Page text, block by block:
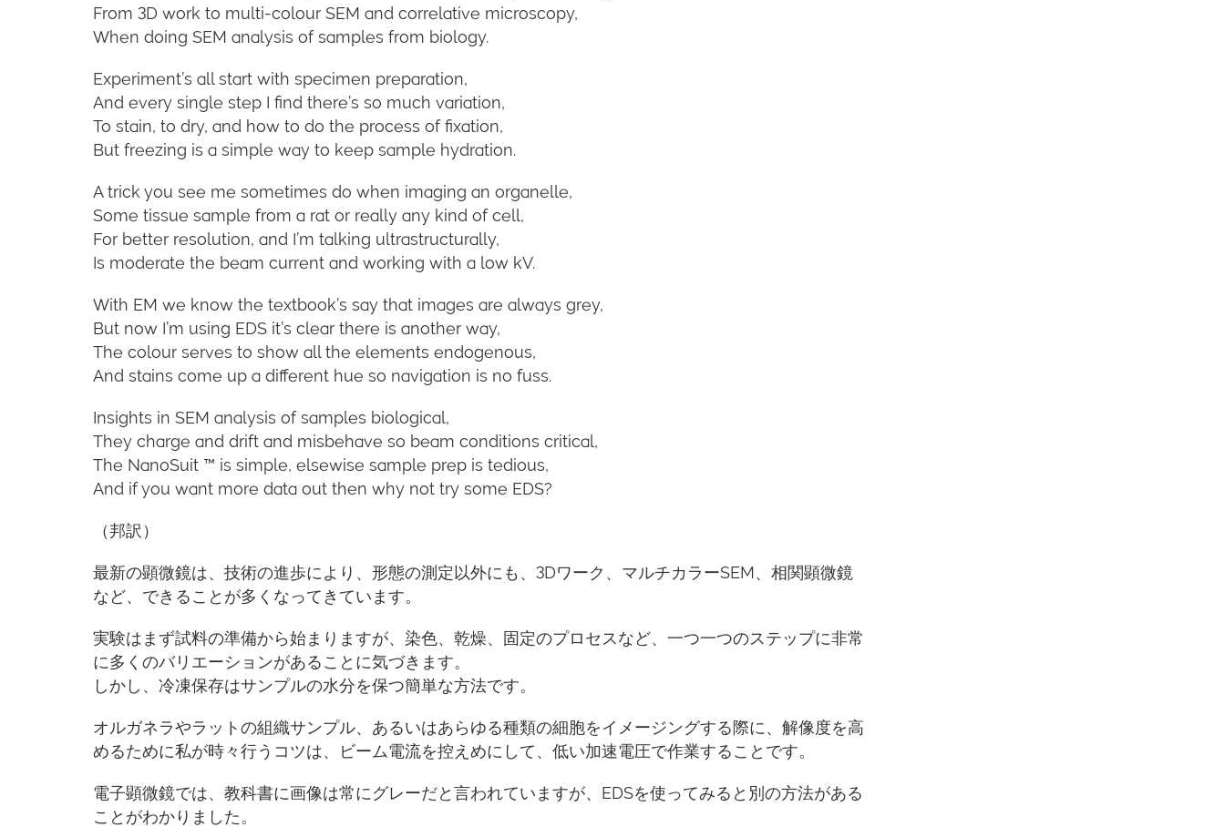
From 3D work to multi-colour SEM and correlative microscopy,
When doing SEM analysis of samples from biology.
Experiment’s all start with specimen preparation,
And every single step I find there’s so much variation,
To stain, to dry, and how to do the process of fixation,
But freezing is a simple way to keep sample hydration.
A trick you see me sometimes do when imaging an organelle,
Some tissue sample from a rat or really any kind of cell,
For better resolution, and I’m talking ultrastructurally,
Is moderate the beam current and working with a low kV.
With EM we know the textbook’s say that images are always grey,
But now I’m using EDS it’s clear there is another way,
The colour serves to show all the elements endogenous,
And stains come up a different hue so navigation is no fuss.
Insights in SEM analysis of samples biological,
They charge and drift and misbehave so beam conditions critical,
The NanoSuit ™ is simple, elsewise sample prep is tedious,
And if you want more data out then why not try some EDS?
（邦訳）
最新の顕微鏡は、技術の進歩により、形態の測定以外にも、3Dワーク、マルチカラーSEM、相関顕微鏡
など、できることが多くなってきています。
実験はまず試料の準備から始まりますが、染色、乾燥、固定のプロセスなど、一つ一つのステップに非常
に多くのバリエーションがあることに気づきます。
しかし、冷凍保存はサンプルの水分を保つ簡単な方法です。
オルガネラやラットの組織サンプル、あるいはあらゆる種類の細胞をイメージングする際に、解像度を高
めるために私が時々行うコツは、ビーム電流を控えめにして、低い加速電圧で作業することです。
電子顕微鏡では、教科書に画像は常にグレーだと言われていますが、EDSを使ってみると別の方法がある
ことがわかりました。